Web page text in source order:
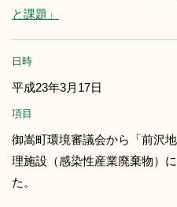
と課題」
日時
平成23年3月17日
項目
御嵩町環境審議会から「前沢
理施設（感染性産業廃棄物）
た。